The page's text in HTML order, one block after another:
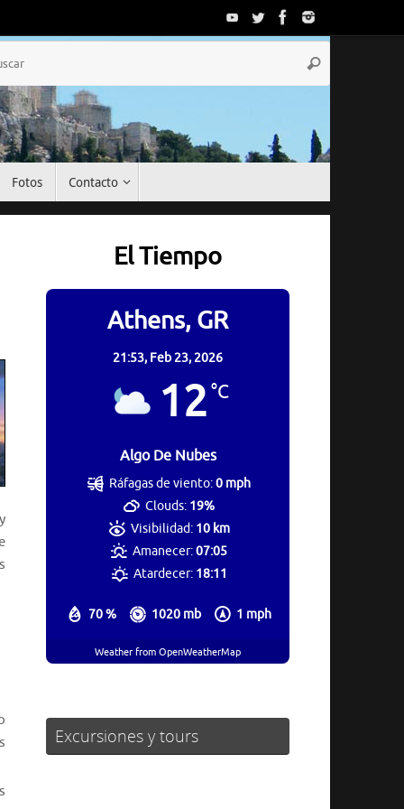
Buscar
Fotos Contacto
El Tiempo
Athens, GR
21:53, Feb 23, 2026
12°C
Algo De Nubes
70 % 1020 mb 1 mph
Ráfagas de viento:0 mph
Clouds: 19%
Visibilidad: 10 km
Amanecer:07:05
Atardecer: 18:11
Weather from OpenWeatherMap
Excursiones y tours